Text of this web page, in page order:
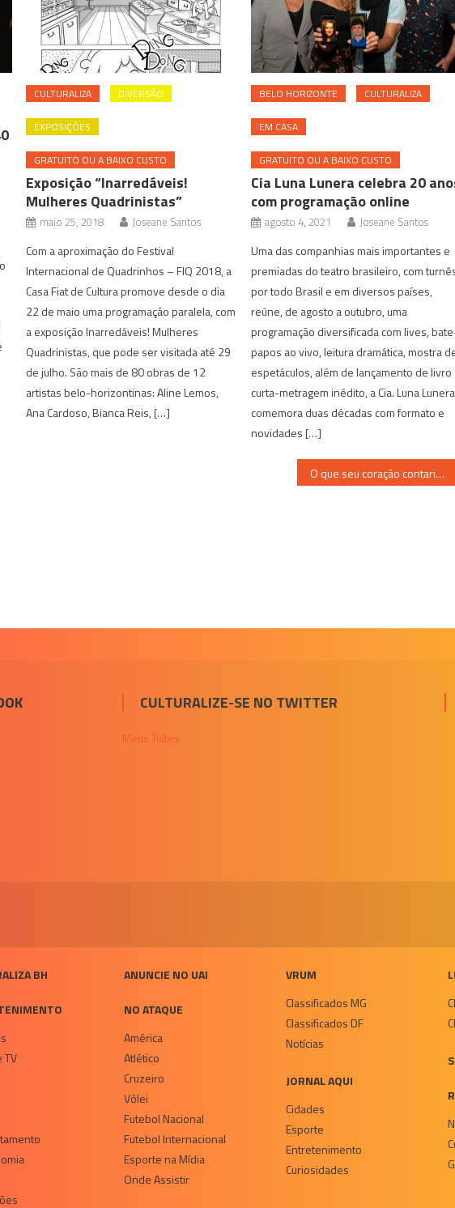
CULTURALIZA DIVERSÃO
EXPOSIÇÕES
GRATUITO OU A BAIXO CUSTO
Exposição “Inarredáveis!
Mulheres Quadrinistas”
maio 25, 2018 Joseane Santos
Com a aproximação do Festival
Internacional de Quadrinhos – FIQ 2018, a
Casa Fiat de Cultura promove desde o dia
22 de maio uma programação paralela, com
a exposição Inarredáveis! Mulheres
Quadrinistas, que pode ser visitada até 29
de julho. São mais de 80 obras de 12
artistas belo-horizontinas: Aline Lemos,
Ana Cardoso, Bianca Reis, […]
BELO HORIZONTE CULTURALIZA
EM CASA
GRATUITO OU A BAIXO CUSTO
Cia Luna Lunera celebra 20
com programação online
agosto 4, 2021 Joseane Santos
Uma das companhias mais importantes e
premiadas do teatro brasileiro, com
por todo Brasil e em diversos países,
reúne, de agosto a outubro, uma
programação diversificada com lives,
papos ao vivo, leitura dramática, mostra
espetáculos, além de lançamento de livro
curta-metragem inédito, a Cia. Luna Lunera
comemora duas décadas com formato e
novidades […]
O que seu coração contaria sobre você?
CULTURALIZE-SE NO TWITTER
Meus Tuítes
BH
TV
ANUNCIE NO UAI
NO ATAQUE
América
Atlético
Cruzeiro
Vôlei
Futebol Nacional
Futebol Internacional
Esporte na Mídia
Onde Assistir
VRUM
Classificados MG
Classificados DF
Notícias
JORNAL AQUI
Cidades
Esporte
Entretenimento
Curiosidades